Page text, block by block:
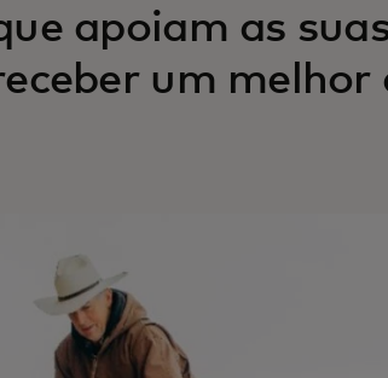
apoiam as
um melhor